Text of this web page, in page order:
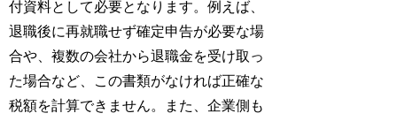
付資料として必要となります。例えば、
退職後に再就職せず確定申告が必要な場
合や、複数の会社から退職金を受け取っ
た場合など、この書類がなければ正確な
税額を計算できません。また、企業側も